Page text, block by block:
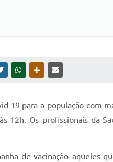
TWITTERWHATSAPPOUTRAS MÍDIAS
19 para a população com
12h. Os profissionais da
de vacinação aqueles